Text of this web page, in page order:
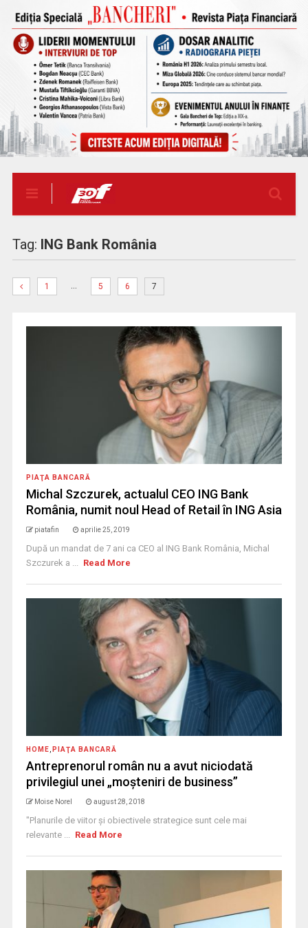
Tag: ING Bank România
1 … 5 6 7
PIAŢA BANCARĂ
Michal Szczurek, actualul CEO ING Bank
România, numit noul Head of Retail în ING Asia
piatafin aprilie 25, 2019
După un mandat de 7 ani ca CEO al ING Bank România, Michal
Szczurek a ... Read More
HOME PIAŢA BANCARĂ
Antreprenorul român nu a avut niciodată
privilegiul unei „moșteniri de business”
Moise Norel august 28, 2018
"Planurile de viitor și obiectivele strategice sunt cele mai
relevante ... Read More